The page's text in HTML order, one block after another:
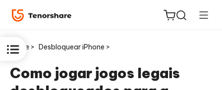
Home > Desbloquear iPhone >
Como jogar jogos legais